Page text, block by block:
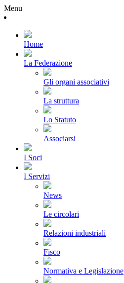
Menu
Home
La Federazione
Gli organi associativi
La struttura
Lo Statuto
Associarsi
I Soci
I Servizi
News
Le circolari
Relazioni industriali
Fisco
Normativa e Legislazione